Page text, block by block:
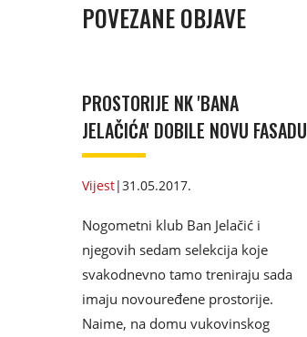
POVEZANE OBJAVE
PROSTORIJE NK 'BANA
JELAČIĆA' DOBILE NOVU FASADU
Vijest|31.05.2017.
Nogometni klub Ban Jelačić i
njegovih sedam selekcija koje
svakodnevno tamo treniraju sada
imaju novouređene prostorije.
Naime, na domu vukovinskog